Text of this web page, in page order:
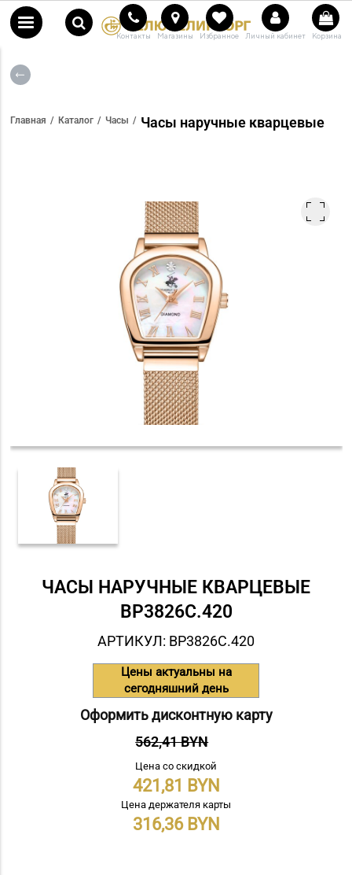
Контакты Магазины Избранное Личный кабинет Корзина
Главная Каталог Часы Часы наручные кварцевые
ЧАСЫ НАРУЧНЫЕ КВАРЦЕВЫЕ
BP3826C.420
АРТИКУЛ: BP3826C.420
Цены актуальны на
сегодняшний день
Оформить дисконтную карту
562,41 BYN
Цена со скидкой
421,81
Цена держателя карты
316,36